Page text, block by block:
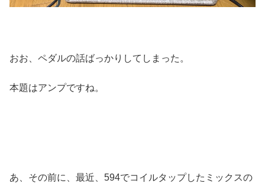
おお、ペダルの話ばっかりしてしまった。
本題はアンプですね。
あ、その前に、最近、594でコイルタップしたミックスの